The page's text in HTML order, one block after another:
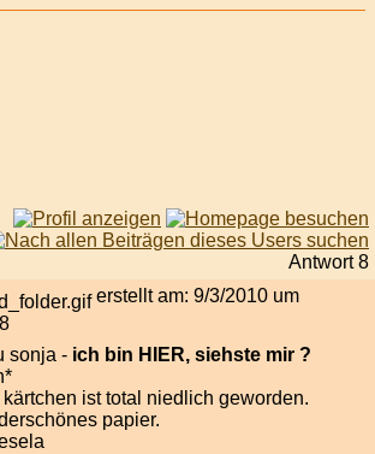
Antwort 8
erstellt am: 9/3/2010 um
sonja - ich bin HIER, siehste mir ?
ist total niedlich geworden.
papier.